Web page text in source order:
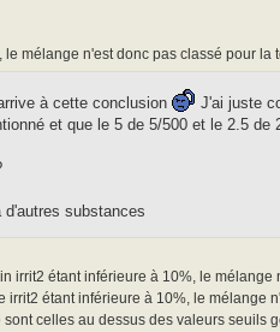
mélange n'est donc pas classé pour la
à cette conclusion
J'ai juste
et que le 5 de 5/500 et le 2.5
substances
irrit2 étant inférieure à 10%, le mélange
étant inférieure à 10%, le mélange
celles au dessus des valeurs seuils